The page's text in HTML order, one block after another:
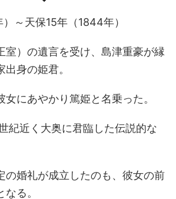
～天保15年（1844年）
室）の遺言を受け、島津重豪が縁
身の姫君。
女にあやかり篤姫と名乗った。
紀近く大奥に君臨した伝説的な
の婚礼が成立したのも、彼女の前
る。